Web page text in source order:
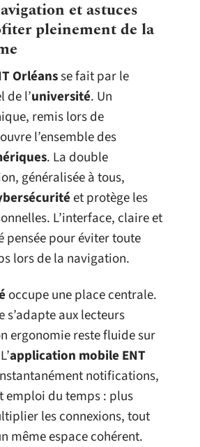
et astuces
pleinement de la
Orléansse fait par le
l’université. Un
remis lors de
l’ensemble des
. La double
généralisée à tous,
et protège les
L’interface, claire et
pensée pour éviter toute
lors de la navigation.
occupe une place centrale.
s’adapte aux lecteurs
ergonomie reste fluide sur
application mobile ENT
notifications,
emploi du temps : plus
les connexions, tout
même espace cohérent.